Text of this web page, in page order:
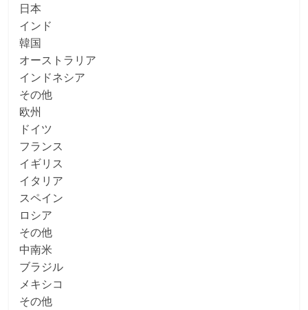
日本
インド
韓国
オーストラリア
インドネシア
その他
欧州
ドイツ
フランス
イギリス
イタリア
スペイン
ロシア
その他
中南米
ブラジル
メキシコ
その他